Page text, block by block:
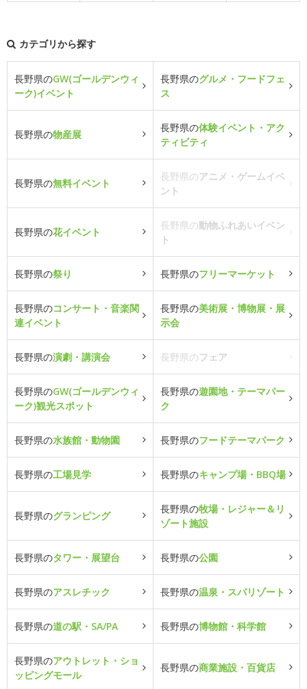
カテゴリから探す
長野県のGW(ゴールデンウィ
ーク)イベント
長野県のグルメ・フードフェ
ス
長野県の物産展
長野県の体験イベント・アク
ティビティ
長野県の無料イベント
長野県のアニメ・ゲームイベ
ント
長野県の花イベント
長野県の動物ふれあいイベン
ト
長野県の祭り 長野県のフリーマーケット
長野県のコンサート・音楽関
連イベント
長野県の美術展・博物展・展
示会
長野県の演劇・講演会 長野県のフェア
長野県のGW(ゴールデンウィ
ーク)観光スポット
長野県の遊園地・テーマパー
ク
長野県の水族館・動物園 長野県のフードテーマパーク
長野県の工場見学 長野県のキャンプ場・BBQ場
長野県のグランピング
長野県の牧場・レジャー＆リ
ゾート施設
長野県のタワー・展望台 長野県の公園
長野県のアスレチック 長野県の温泉・スパリゾート
長野県の道の駅・SA/PA 長野県の博物館・科学館
長野県のアウトレット・ショ
ッピングモール
長野県の商業施設・百貨店